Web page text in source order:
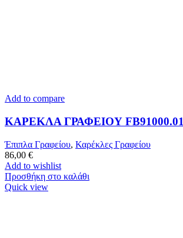
Add to compare
ΚΑΡΕΚΛΑ ΓΡΑΦΕΙΟΥ FB91000.01
Έπιπλα Γραφείου, Καρέκλες Γραφείου
86,00 €
Add to wishlist
Προσθήκη στο καλάθι
Quick view